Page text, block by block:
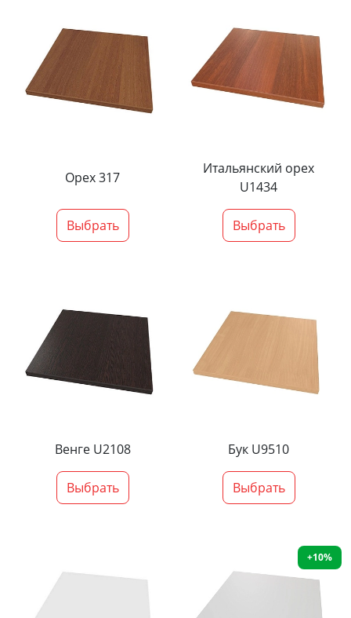
Орех 317
Выбрать
Итальянский орех
U1434
Выбрать
Венге U2108
Выбрать
Бук U9510
Выбрать
+10%